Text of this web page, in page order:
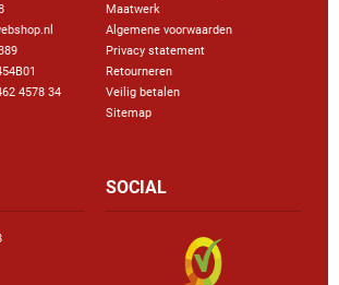
4578 34
Maatwerk
Algemene voorwaarden
Privacy statement
Retourneren
Veilig betalen
Sitemap
SOCIAL